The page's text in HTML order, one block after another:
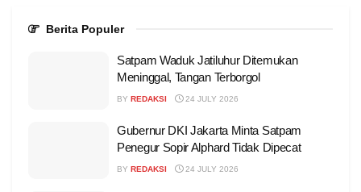
Berita Populer
Satpam Waduk Jatiluhur Ditemukan
Meninggal, Tangan Terborgol
BY REDAKSI 24 JULY 2026
Gubernur DKI Jakarta Minta Satpam
Penegur Sopir Alphard Tidak Dipecat
BY REDAKSI 24 JULY 2026